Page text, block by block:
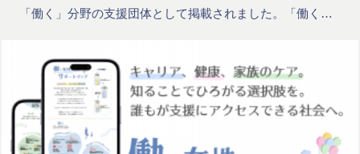
「働く」分野の支援団体として掲載されました。「働く…